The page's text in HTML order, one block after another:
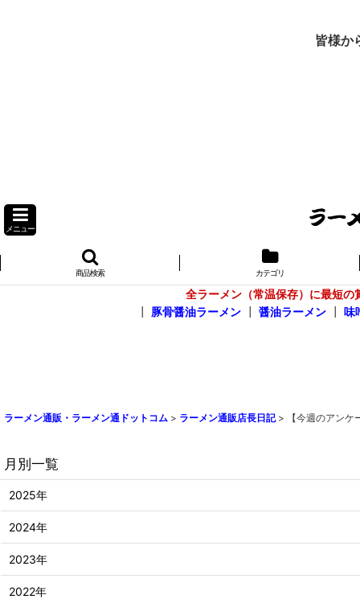
皆様か
メニュー
商品検索 カテゴリ
全ラーメン（常温保存）に最短
豚骨醤油ラーメン 醤油ラーメン 味
ラーメン通販・ラーメン通ドットコム > ラーメン通販店長日記 > 【今週のアン
月別一覧
2025年
2024年
2023年
2022年